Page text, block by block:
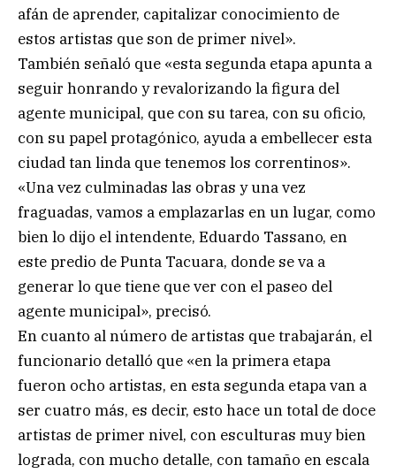
afán de aprender, capitalizar conocimiento de
estos artistas que son de primer nivel».
También señaló que «esta segunda etapa apunta a
seguir honrando y revalorizando la figura del
agente municipal, que con su tarea, con su oficio,
con su papel protagónico, ayuda a embellecer esta
ciudad tan linda que tenemos los correntinos».
«Una vez culminadas las obras y una vez
fraguadas, vamos a emplazarlas en un lugar, como
bien lo dijo el intendente, Eduardo Tassano, en
este predio de Punta Tacuara, donde se va a
generar lo que tiene que ver con el paseo del
agente municipal», precisó.
En cuanto al número de artistas que trabajarán, el
funcionario detalló que «en la primera etapa
fueron ocho artistas, en esta segunda etapa van a
ser cuatro más, es decir, esto hace un total de doce
artistas de primer nivel, con esculturas muy bien
lograda, con mucho detalle, con tamaño en escala